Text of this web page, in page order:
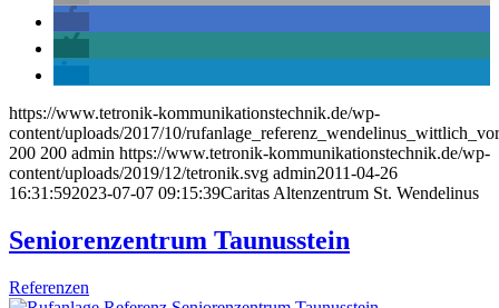
https://www.tetronik-kommunikationstechnik.de/wp-
content/uploads/2017/10/
200 200 admin https://www.tetronik-kommunikationstechnik.de/wp-
content/uploads/2019/12/tetronik.svg admin2011-04-26
16:31:592023-07-07 09:15:39Caritas Altenzentrum St. Wendelinus
Seniorenzentrum Taunusstein
Referenzen